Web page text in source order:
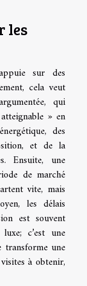
les
sur des
cela veut
qui
» en
des
et de la
Ensuite, une
de marché
vite, mais
les délais
est souvent
c’est une
transforme une
à obtenir,